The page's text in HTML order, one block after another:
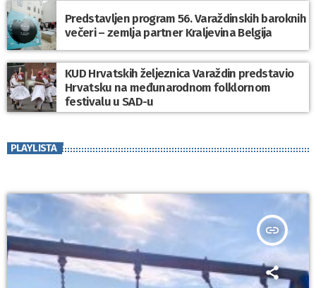
Predstavljen program 56. Varaždinskih baroknih
večeri – zemlja partner Kraljevina Belgija
KUD Hrvatskih željeznica Varaždin predstavio
Hrvatsku na međunarodnom folklornom
festivalu u SAD-u
PLAYLISTA
insert_link